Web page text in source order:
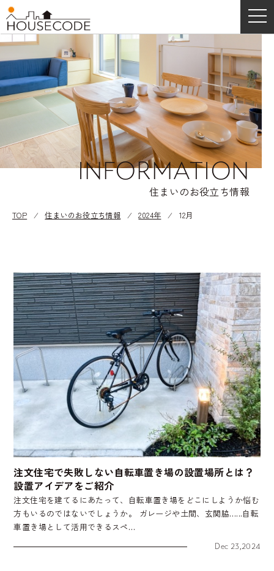
INFORMATION
住まいのお役立ち情報
TOP ⁄住まいのお役立ち情報 ⁄2024年 ⁄ 12月
注文住宅で失敗しない自転車置き場の設置場所とは？
設置アイデアをご紹介
注文住宅を建てるにあたって、自転車置き場をどこにしようか悩む
方もいるのではないでしょうか。 ガレージや土間、玄関脇…...自転
車置き場として活用できるスペ…
Dec 23,2024